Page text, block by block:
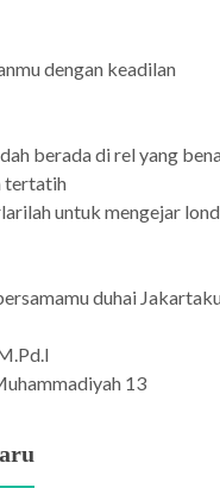
dengan keadilan
berada di rel yang
tertatih
untuk mengejar
duhai
13